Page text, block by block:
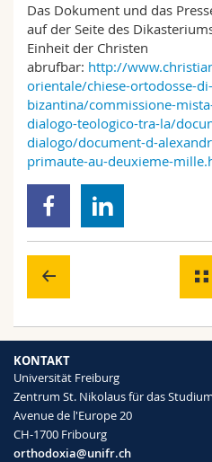
Das Dokument und das
auf der Seite des
Einheit der Christen
abrufbar: http://
orientale/chiese-ortodosse-
bizantina/commissione-
dialogo-teologico-tra-la/
dialogo/document-d-
primaute-au-deuxieme-
KONTAKT
Universität Freiburg
Zentrum St. Nikolaus für das
Avenue de l'Europe 20
CH-1700 Fribourg
orthodoxia@unifr.ch